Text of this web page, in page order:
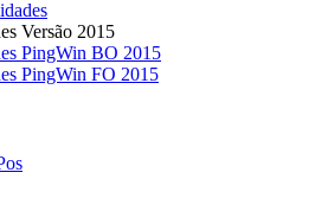
Versão 2015
PingWin BO 2015
PingWin FO 2015